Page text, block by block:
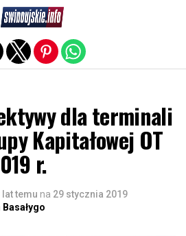
dla terminali
Kapitałowej OT
r.
lat temu na 29 stycznia 2019
mobile version